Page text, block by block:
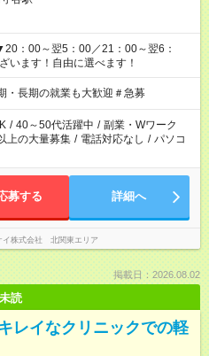
：00～翌5：00／21：00～翌6：
ございます！自由に選べます！
長期の就業も大歓迎＃急募
/ 40～50代活躍中 / 副業・Wワーク
上の大量募集 / 電話対応なし / パソコ
募する 詳細へ
イ株式会社 北関東エリア
掲載日：2026.08.02
未読
レイなクリニックでの軽